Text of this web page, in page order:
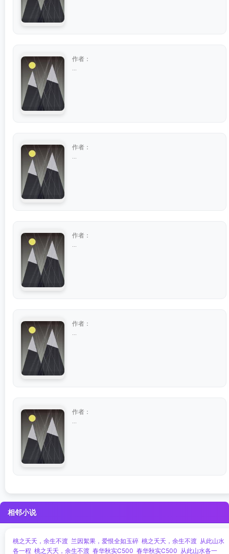
作者：
作者：
作者：
作者：
作者：
相邻小说
桃之夭夭，余生不渡 兰因絮果，爱恨全如玉碎 桃之夭夭，余生不渡 从此山水
各一程 桃之夭夭，余生不渡 春华秋实C500 春华秋实C500 从此山水各一